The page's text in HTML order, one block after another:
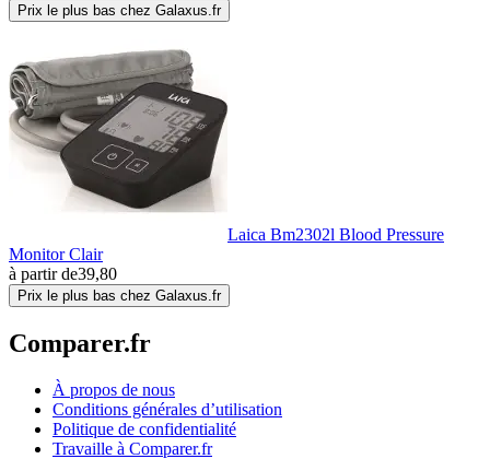
Prix le plus bas chez Galaxus.fr
Laica Bm2302l Blood Pressure
Monitor Clair
à partir de39,80
Prix le plus bas chez Galaxus.fr
Comparer.fr
À propos de nous
Conditions générales d’utilisation
Politique de confidentialité
Travaille à Comparer.fr